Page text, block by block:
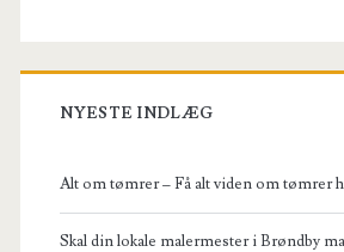
NYESTE INDLÆG
Alt om tømrer – Få alt viden om tømrer
Skal din lokale malermester i Brøndby